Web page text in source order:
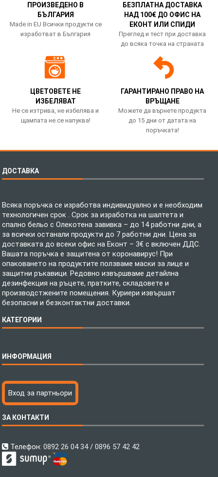
ПРОИЗВЕДЕНО В
БЪЛГАРИЯ
Made in EU Всички продукти се
изработват в България
БЕЗПЛАТНА ДОСТАВКА
НАД 100€ ДО ОФИС НА
ЕКОНТ ИЛИ СПИДИ
Преглед и тест при доставка
до всяка точка на страната
ЦВЕТОВЕТЕ НЕ
ИЗБЕЛЯВАТ
Не се изтрива, не избелява и
щампата не се напуква!
ГАРАНТИРАНО ПРАВО НА
ВРЪЩАНЕ
Можете да върнете продукта
до 15 дни от датата на
поръчката!
ДОСТАВКА
Всяка поръчка се изработва индивидуално и е необходим
технологичен срок . Срок за изработка на шалтета и
спално бельо с Олекотена завивка – до 14 работни дни, а
за всички останали продукти до 7 работни дни. Цена за
доставката до всеки офис на Еконт – 3€ с включен ДДС.
Вашата поръчка е защитена от коронавирус! При
опаковането на продуктите ползваме маски за лице и
защитни ръкавици. Редовно извършваме детайлна
дезинфекция на ръцете, пратките, складовете и
производстжените помещения. Куриери извършат
безопасни и безконтактни доставки.
КАТЕГОРИИ
Бебешки спални комплекти
Тениски с пълноцветен печат
Хавлиени кърпи
Пончо за водни спортове
Микрофибърни Велурени Кърпи
Детски пончота
Тениски
ИНФОРМАЦИЯ
Технология на печатане
Файлове за печат
Как да поръчам?
С какво сме различни?
Контакти
Общи Условия
Вход за партньори
ЗА КОНТАКТИ
Телефон:0892 26 04 34 / 0896 57 42 42